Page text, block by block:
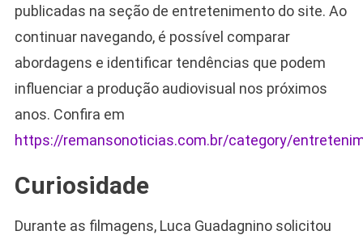
publicadas na seção de entretenimento do site. Ao
continuar navegando, é possível comparar
abordagens e identificar tendências que podem
influenciar a produção audiovisual nos próximos
anos. Confira em
https://remansonoticias.com.br/category/
Curiosidade
Durante as filmagens, Luca Guadagnino solicitou